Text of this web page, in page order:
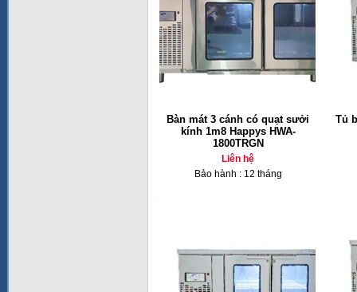
Bàn mát 3 cánh có quạt sưởi
kính 1m8 Happys HWA-
1800TRGN
Liên hệ
Bảo hành : 12 tháng
Tủ